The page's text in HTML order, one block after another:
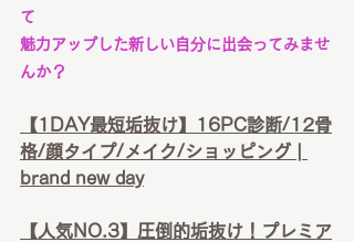
て
魅力アップした新しい自分に出会ってみませ
んか？
【1DAY最短垢抜け】16PC診断/12骨
格/顔タイプ/メイク/ショッピング |
brand new day
【人気NO.3】圧倒的垢抜け！プレミア